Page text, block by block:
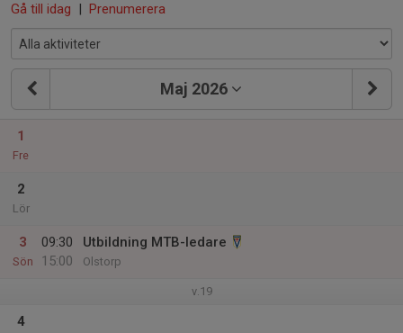
Gå till idag | Prenumerera
Maj 2026
1
Fre
2
Lör
3
Sön
09:30
15:00
Utbildning MTB-ledare
Olstorp
v.19
4